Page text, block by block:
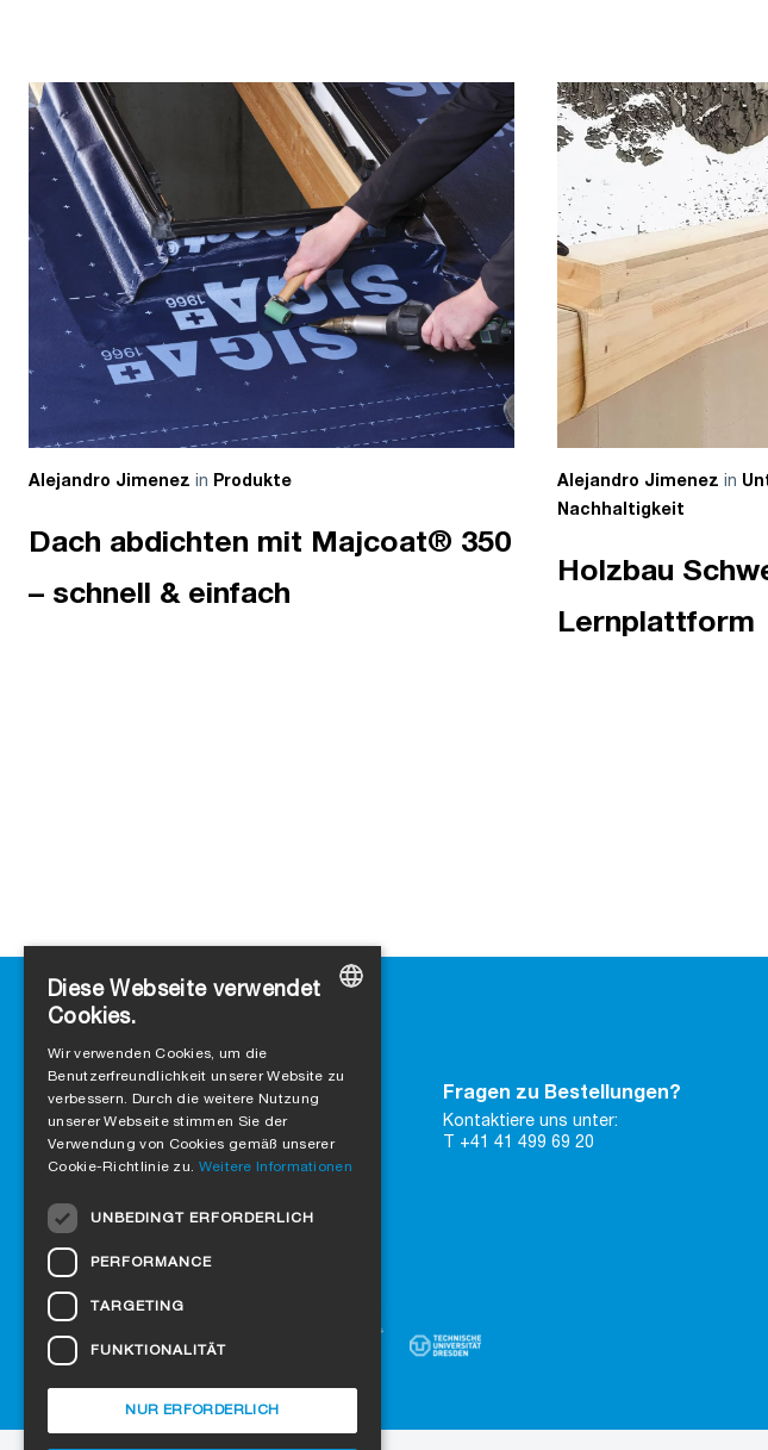
Alejandro Jimenez in Produkte
Dach abdichten mit Majcoat® 350
– schnell & einfach
Alejandro Jimenez in
Nachhaltigkeit
Holzbau
Lernplattform
Kontakt
SIGA
Rütmattstrasse 7
CH-6017 Ruswil
zu Google Maps
Kontaktformular
Fragen zu Bestellungen?
Kontaktiere uns unter:
T +41 41 499 69 20
Vertraue auf zertifizierte Qualität
ENGLISH
FRENCH
DANISH
Diese Webseite verwendet
Cookies.
Wir verwenden Cookies, um die
Benutzerfreundlichkeit unserer Website zu
verbessern. Durch die weitere Nutzung
unserer Webseite stimmen Sie der
Verwendung von Cookies gemäß unserer
Cookie-Richtlinie zu. Weitere Informationen
UNBEDINGT ERFORDERLICH
PERFORMANCE
TARGETING
FUNKTIONALITÄT
NUR ERFORDERLICH